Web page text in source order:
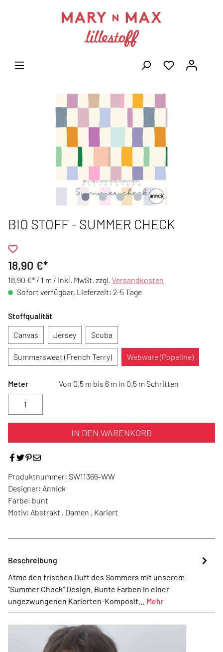
BIO STOFF - SUMMER CHECK
18,90 €*
18,90 €* / 1 m / inkl. MwSt. zzgl. Versandkosten
Sofort verfügbar, Lieferzeit: 2-5 Tage
Stoffqualität
Canvas
Jersey Scuba
Summersweat (French Terry) Webware (Popeline)
Meter Von 0,5 m bis 6 m in 0,5 m Schritten
IN DEN WARENKORB
Produktnummer: SW11366-WW
Designer: Annick
Farbe: bunt
Motiv: Abstrakt , Damen , Kariert
Beschreibung
Atme den frischen Duft des Sommers mit unserem
"Summer Check" Design. Bunte Farben in einer
ungezwungenen Karierten-Komposit… Mehr